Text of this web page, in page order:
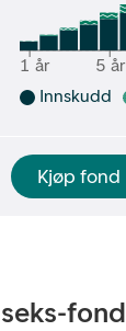
1 år 5 år
Innskudd
Kjøp fond
fond